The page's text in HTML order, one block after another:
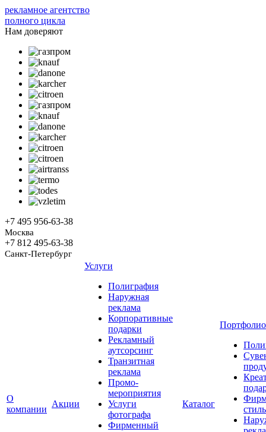
рекламное агентство
полного цикла
Нам доверяют
+7 495 956-63-38
Москва
+7 812 495-63-38
Санкт-Петербург
О
компании
Акции
Услуги
Полиграфия
Наружная
реклама
Корпоративные
подарки
Рекламный
аутсорсинг
Транзитная
реклама
Промо-
мероприятия
Услуги
фотографа
Фирменный
Каталог
Портфолио
стиль